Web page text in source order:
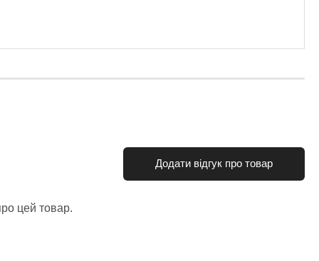
Додати відгук про товар
цей товар.